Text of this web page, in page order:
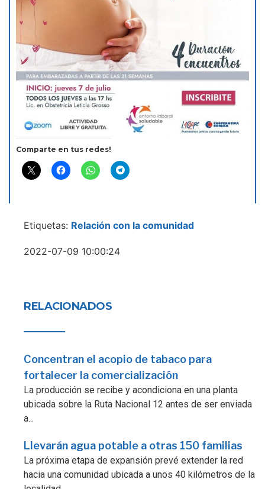
Comparte en tus redes!
Etiquetas: Relación con la comunidad
2022-07-09 10:00:24
RELACIONADOS
Concentran el acopio de tabaco para
fortalecer la comercialización
La producción se recibe y acondiciona en una planta
ubicada sobre la Ruta Nacional 12 antes de ser enviada
a...
Llevarán agua potable a otras 150 familias
La próxima etapa de expansión prevé extender la red
hacia una comunidad ubicada a unos 40 kilómetros de la